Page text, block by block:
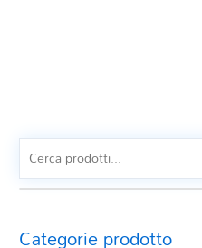
Categorie prodotto